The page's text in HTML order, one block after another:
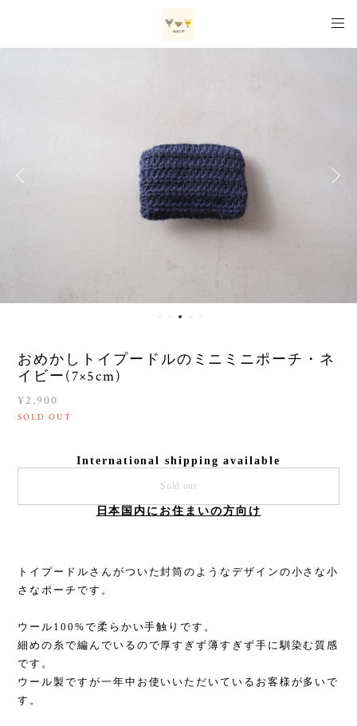
おめかしトイプードルのミニミニポーチ・ネ
イビー(7×5cm)
¥2,900
SOLD OUT
International shipping available
Sold out
日本国内にお住まいの方向け
トイプードルさんがついた封筒のようなデザインの小さな小
さなポーチです。
ウール100%で柔らかい手触りです。
細めの糸で編んでいるので厚すぎず薄すぎず手に馴染む質感
です。
ウール製ですが一年中お使いいただいているお客様が多いで
す。